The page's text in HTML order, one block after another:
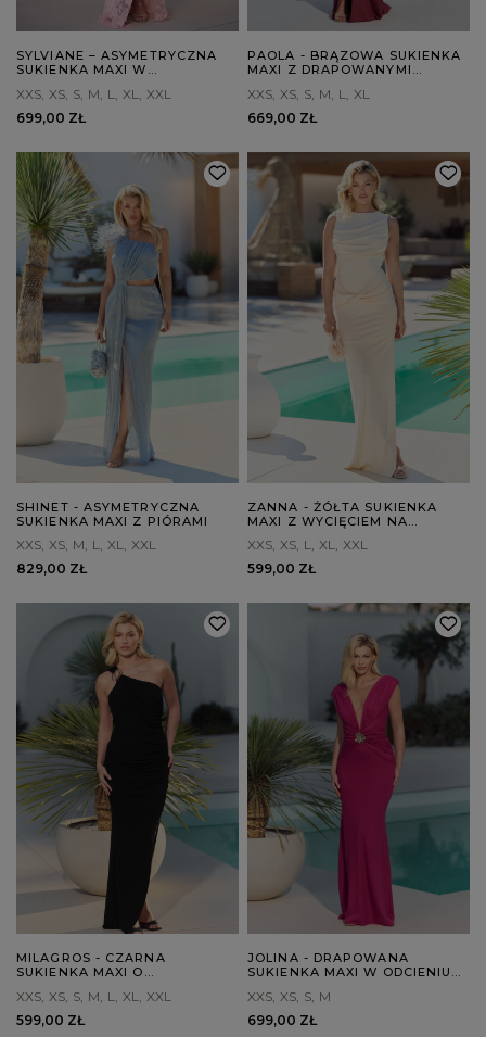
SYLVIANE – ASYMETRYCZNA
SUKIENKA MAXI W
XXS XS S M L XL
XXL
699,00 ZŁ
PAOLA - BRĄZOWA SUKIENKA
MAXI Z DRAPOWANYMI
XXS XS S M L
XL
669,00 ZŁ
SHINET - ASYMETRYCZNA
SUKIENKA MAXI Z PIÓRAMI
XXS XS M L XL XXL
829,00 ZŁ
ZANNA - ŻÓŁTA SUKIENKA
MAXI Z WYCIĘCIEM NA
XXS XS L XL XXL
599,00 ZŁ
MILAGROS - CZARNA
SUKIENKA MAXI O
XXS XS S M L XL
XXL
599,00 ZŁ
JOLINA - DRAPOWANA
SUKIENKA MAXI W ODCIENIU
XXS XS S M
699,00 ZŁ